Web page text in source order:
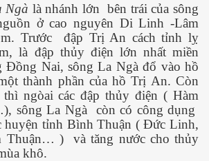
Ngà là nhánh lớn bên trái của sông
ở cao nguyên Di Linh -Lâm
Trước
đập Trị An cách tỉnh lỵ
là đập thủy điện lớn nhất miền
Đồng Nai, sông La Ngà đổ vào hồ
thành phần của hồ Trị An. Còn
ngòai các đập thủy điện ( Hàm
sông La Ngà
còn có công dụng
huyện tỉnh Bình Thuận ( Đức Linh,
Thuận… )
và tăng nước cho thủy
khô.